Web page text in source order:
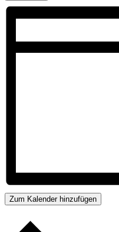
Zum Kalender hinzufügen